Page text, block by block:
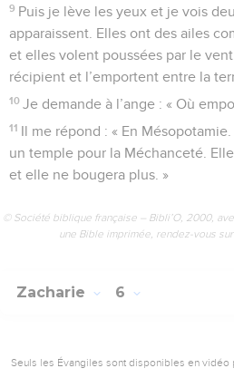
9 Puis je lève les yeux et je vois
apparaissent. Elles ont des ailes
et elles volent poussées par le
récipient et l’emportent entre la
10 Je demande à l’ange : « Où
11 Il me répond : « En
un temple pour la Méchanceté.
et elle ne bougera plus. »
© Société biblique française – Bibli’O, 2000,
une Bible imprimée, rendez-vous
Zacharie 6
Seuls les Évangiles sont disponibles en vidéo